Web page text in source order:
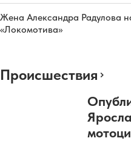
Жена Александра Радулова
«Локомотива»
Происшествия